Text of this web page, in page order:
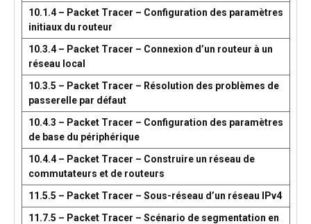
10.1.4 – Packet Tracer – Configuration des paramètres
initiaux du routeur
10.3.4 – Packet Tracer – Connexion d’un routeur à un
réseau local
10.3.5 – Packet Tracer – Résolution des problèmes de
passerelle par défaut
10.4.3 – Packet Tracer – Configuration des paramètres
de base du périphérique
10.4.4 – Packet Tracer – Construire un réseau de
commutateurs et de routeurs
11.5.5 – Packet Tracer – Sous-réseau d’un réseau IPv4
11.7.5 – Packet Tracer – Scénario de segmentation en